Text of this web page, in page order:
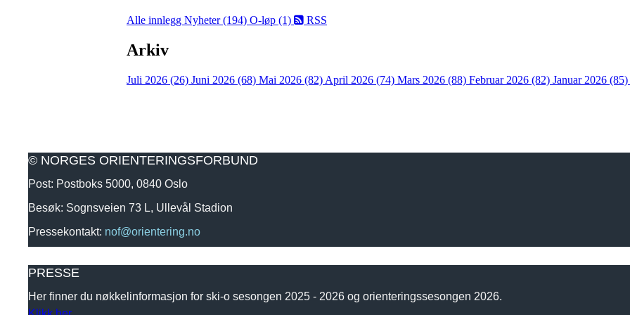
Alle innlegg Nyheter (194) O-løp (1) RSS
Arkiv
Juli 2026 (26) Juni 2026 (68) Mai 2026 (82) April 2026 (74) Mars 2026 (88) Februar 2026 (82) Januar 2026 (85)
© NORGES ORIENTERINGSFORBUND
Post: Postboks 5000, 0840 Oslo
Besøk: Sognsveien 73 L, Ullevål Stadion
Pressekontakt: nof@orientering.no
PRESSE
Her finner du nøkkelinformasjon for ski-o sesongen 2025 - 2026 og orienteringssesongen 2026.